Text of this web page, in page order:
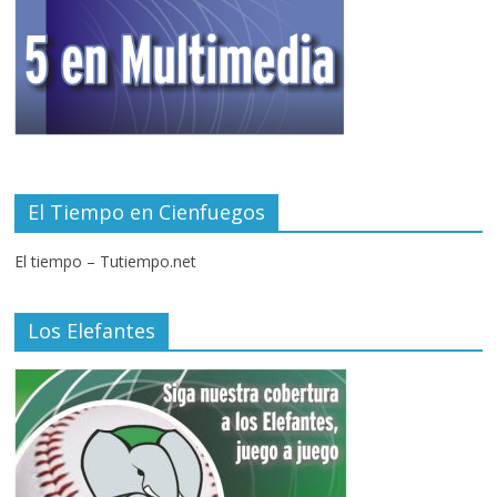
El Tiempo en Cienfuegos
El tiempo – Tutiempo.net
Los Elefantes